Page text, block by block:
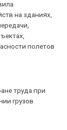
на зданиях,
полетов
труда при
грузов